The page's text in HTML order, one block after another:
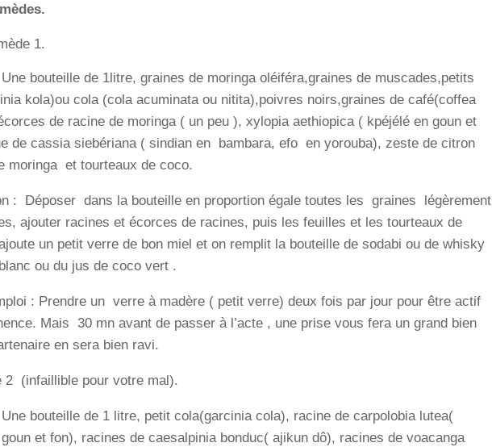
1.
bouteille de 1litre, graines de moringa oléiféra,graines de muscades,petits
kola)ou cola (cola acuminata ou nitita),poivres noirs,graines de café(coffea
de racine de moringa ( un peu ), xylopia aethiopica ( kpéjélé en goun et
de cassia siebériana ( sindian en bambara, efo en yorouba), zeste de citron
moringa et tourteaux de coco.
: Déposer dans la bouteille en proportion égale toutes les graines légèrement
ajouter racines et écorces de racines, puis les feuilles et les tourteaux de
un petit verre de bon miel et on remplit la bouteille de sodabi ou de whisky
ou du jus de coco vert .
: Prendre un verre à madère ( petit verre) deux fois par jour pour être actif
Mais 30 mn avant de passer à l’acte , une prise vous fera un grand bien
en sera bien ravi.
2 (infaillible pour votre mal).
bouteille de 1 litre, petit cola(garcinia cola), racine de carpolobia lutea(
et fon), racines de caesalpinia bonduc( ajikun dô), racines de voacanga